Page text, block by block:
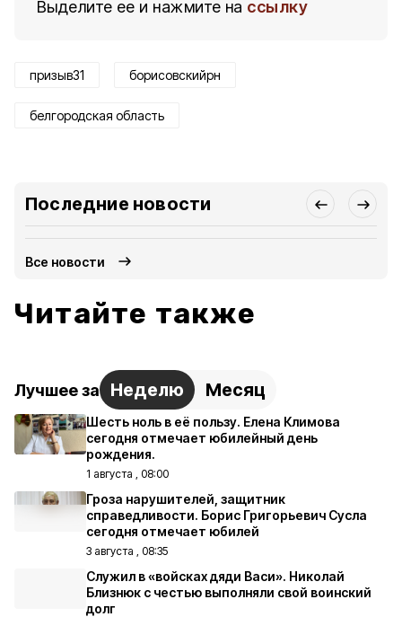
Выделите ее и нажмите на ссылку
призыв31 борисовскийрн
белгородская область
Последние новости
Все новости
Читайте также
Лучшее за Неделю Месяц
Шесть ноль в её пользу. Елена Климова
сегодня отмечает юбилейный день
рождения.
1 августа , 08:00
Гроза нарушителей, защитник
справедливости. Борис Григорьевич Сусла
сегодня отмечает юбилей
3 августа , 08:35
Служил в «войсках дяди Васи». Николай
Близнюк с честью выполняли свой воинский
долг